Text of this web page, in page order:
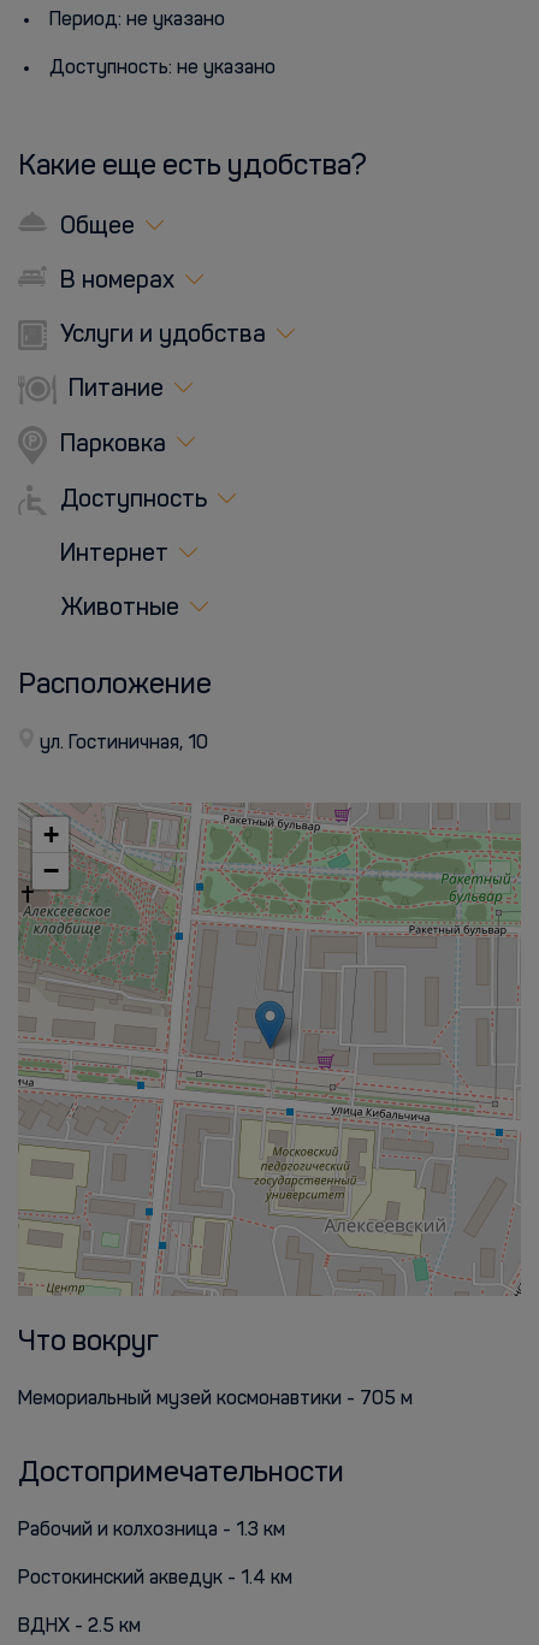
Период: не указано
Доступность: не указано
Какие еще есть удобства?
Общее
В номерах
Услуги и удобства
Питание
Парковка
Доступность
Интернет
Животные
Расположение
ул. Гостиничная, 10
+
−
Что вокруг
Мемориальный музей космонавтики - 705 м
Достопримечательности
Рабочий и колхозница - 1.3 км
Ростокинский акведук - 1.4 км
ВДНХ - 2.5 км